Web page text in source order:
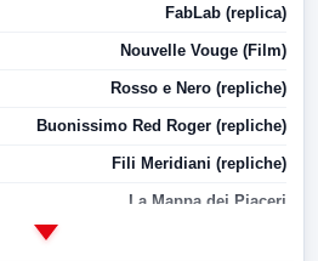
FabLab (replica)
Nouvelle Vouge (Film)
Rosso e Nero (repliche)
Buonissimo Red Roger (repliche)
Fili Meridiani (repliche)
La Mappa dei Piaceri